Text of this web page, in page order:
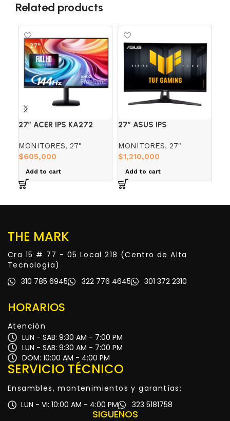
Related products
27″ ACER IPS KA272
MONITORES, 27"
$605,000
Add to cart
27″ ASUS IPS
210HZ 1MS 2K
MONITORES, 27"
$1,210,000
Add to cart
THE MARK
Cra 15 # 77 - 05 Local 218 (Centro de Alta
Tecnología)
310 785 6945
322 776 4645 301 372 2310
HORARIOS
Atención
LUN - SAB: 9:30 AM - 7:00 PM
LUN - SAB: 9:30 AM - 7:00 PM
DOM: 10:00 AM - 4:00 PM
SERVICIO TÉCNICO
Ensambles, mantenimientos y garantías:
LUN - VI: 10:00 AM - 4:00 PM
323 5181758
SIGUENOS